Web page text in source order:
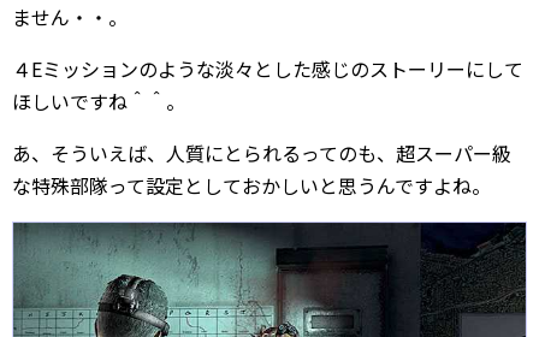
ません・・。
４Eミッションのような淡々とした感じのストーリーにして
ほしいですね＾＾。
あ、そういえば、人質にとられるってのも、超スーパー級
な特殊部隊って設定としておかしいと思うんですよね。